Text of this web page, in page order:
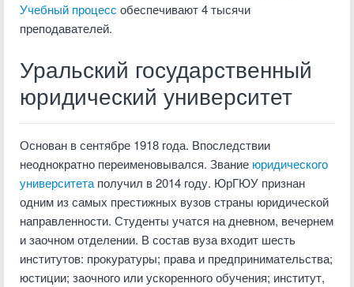
Учебный процесс обеспечивают 4 тысячи
преподавателей.
Уральский государственный
юридический университет
Основан в сентябре 1918 года. Впоследствии
неоднократно переименовывался. Звание юридического
университета получил в 2014 году. ЮрГЮУ признан
одним из самых престижных вузов страны юридической
направленности. Студенты учатся на дневном, вечернем
и заочном отделении. В состав вуза входит шесть
институтов: прокуратуры; права и предпринимательства;
юстиции; заочного или ускоренного обучения; институт,